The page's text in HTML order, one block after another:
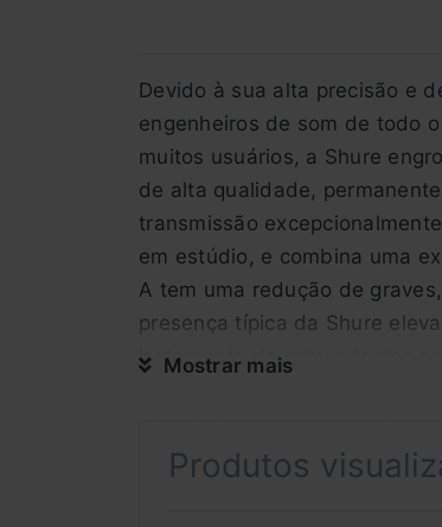
Devido à sua alta precisão e
engenheiros de som de todo
muitos usuários, a Shure
de alta qualidade,
transmissão
em estúdio, e combina uma
A tem uma redução de
presença típica da Shure
isolamento de outras fontes
de transmissão para o maior
Mostrar mais
Produtos